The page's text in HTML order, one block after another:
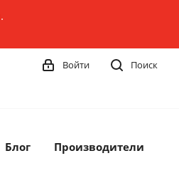
Поиск
Войти
Блог Производители